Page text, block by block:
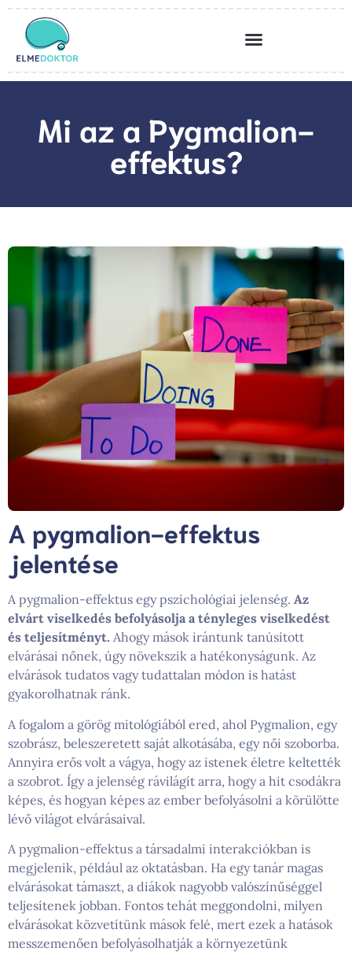
Mi az a Pygmalion-
effektus?
A pygmalion-effektus
jelentése
A pygmalion-effektus egy pszichológiai jelenség. Az
elvárt viselkedés befolyásolja a tényleges viselkedést
és teljesítményt. Ahogy mások irántunk tanúsított
elvárásai nőnek, úgy növekszik a hatékonyságunk. Az
elvárások tudatos vagy tudattalan módon is hatást
gyakorolhatnak ránk.
A fogalom a görög mitológiából ered, ahol Pygmalion, egy
szobrász, beleszeretett saját alkotásába, egy női szoborba.
Annyira erős volt a vágya, hogy az istenek életre keltették
a szobrot. Így a jelenség rávilágít arra, hogy a hit csodákra
képes, és hogyan képes az ember befolyásolni a körülötte
lévő világot elvárásaival.
A pygmalion-effektus a társadalmi interakciókban is
megjelenik, például az oktatásban. Ha egy tanár magas
elvárásokat támaszt, a diákok nagyobb valószínűséggel
teljesítenek jobban. Fontos tehát meggondolni, milyen
elvárásokat közvetítünk mások felé, mert ezek a hatások
messzemenően befolyásolhatják a környezetünk